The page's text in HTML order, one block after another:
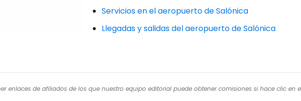
Servicios en el aeropuerto de Salónica
Llegadas y salidas del aeropuerto de Salónica
enlaces de afiliados de los que nuestro equipo editorial puede obtener comisiones si hace clic en